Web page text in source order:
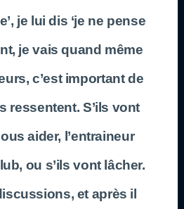
je lui dis ‘je ne pense
je vais quand même
c’est important de
ressentent. S’ils vont
aider, l’entraineur
ou s’ils vont lâcher.
et après il